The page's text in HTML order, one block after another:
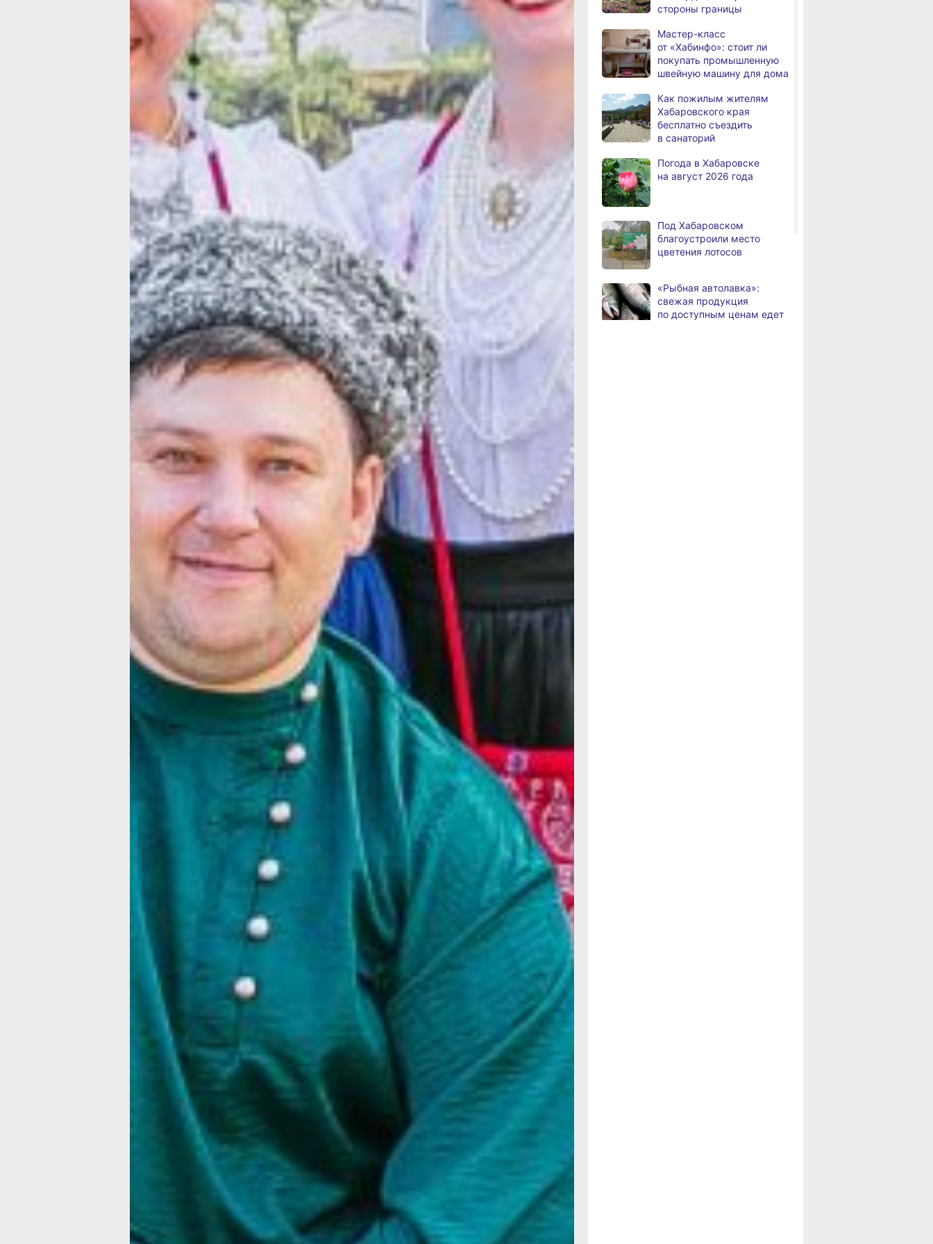
Хоровод, который
не разорвать
Одним из запоминающихся моментов
фестиваля стал общий хоровод
перед сценой. Участники взялись за руки,
и небольшой круг быстро расширился.
Несмотря на то что хоровод длился всего
пять минут, когда ладони разомкнулись,
никто не ушёл.
«Впечатлило, как легко все объединились, —
поделился хабаровчанин Сергей. — Рядом
со мной оказалась семья из Бурятии
в национальных костюмах, а через два
человека — девушка с флагом на плечах. И
мы все кружились как одно целое».
Флаг, как второй дом
В этот день цвета российского флага
встречались повсюду: на детских щеках
после аквагрима, на футболках участников
и в руках у малышей. Одна из гостей
фестиваля появилась в платье
бело‑сине‑красного цвета.
На фестивале работали десятки площадок
с этнокультурными активностями.
Посетители могли познакомиться
с традициями разных народов: лепили
бурятские буузы, рассматривали
и приобретали нанайские амулеты, изучали
казачьи доспехи и татарские тюбетейки.
Мужчины выстраивались в очередь, чтобы
примерить кольчугу XIII века, а дети
с интересом участвовали в мастер‑классах
по созданию народных кукол.
«Я из узбекской семьи, но вырос
в Хабаровске, — говорит студент Рустам. —
сегодня
с инвалидностью
в Хабаровском крае
09:28,
сегодня
Магнитные бури,
радиационный фон и пробки
08:03,
сегодня
Какой сегодня день: День
маяка
вчера
в этом году подали свыше
100 тысяч заявлений
19:06,
медалями «За спасение
на пожаре»
18:23,
по нацпроекту капитально
ремонтируют кровлю Дома
культуры
стороны границы
Мастер-класс
от «Хабинфо»: стоит ли
покупать промышленную
швейную машину для дома
Как пожилым жителям
Хабаровского края
бесплатно съездить
в санаторий
Погода в Хабаровске
на август 2026 года
Под Хабаровском
благоустроили место
цветения лотосов
«Рыбная автолавка»:
свежая продукция
по доступным ценам едет